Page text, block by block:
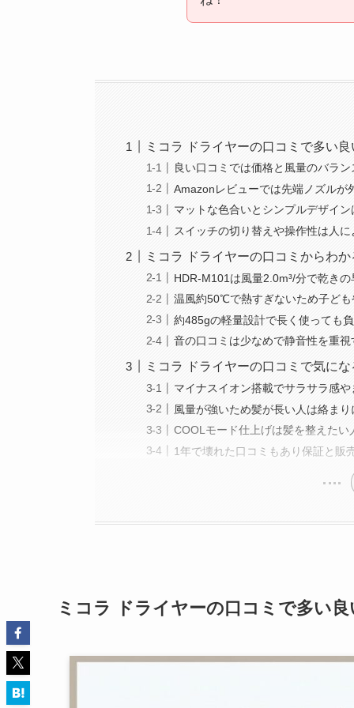
ミコラ ドライヤーの口コミで多い
良い口コミでは価格と風量のバラ
Amazonレビューでは先端ノズルが
マットな色合いとシンプルデザイ
スイッチの切り替えや操作性は人
ミコラ ドライヤーの口コミからわ
HDR-M101は風量2.0m³/分で乾き
温風約50℃で熱すぎないため子ど
約485gの軽量設計で長く使っても
音の口コミは少なめで静音性を重
ミコラ ドライヤーの口コミで気に
マイナスイオン搭載でサラサラ感
風量が強いため髪が長い人は絡ま
COOLモード仕上げは髪を整えた
1年で壊れた口コミもあり保証と販
ミコラ ドライヤーの口コミで多い